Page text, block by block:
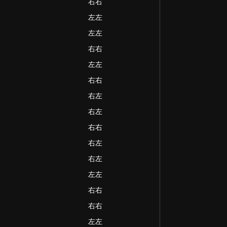
左左
左左
右右
左左
右右
右左
右左
右右
右左
右左
左左
右右
右右
左左